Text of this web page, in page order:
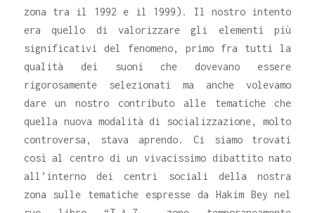
zona tra il 1992 e il 1999). Il nostro intento
era quello di valorizzare gli elementi più
significativi del fenomeno, primo fra tutti la
qualità dei suoni che dovevano essere
rigorosamente selezionati ma anche volevamo
dare un nostro contributo alle tematiche che
quella nuova modalità di socializzazione, molto
controversa, stava aprendo. Ci siamo trovati
così al centro di un vivacissimo dibattito nato
all’interno dei centri sociali della nostra
zona sulle tematiche espresse da Hakim Bey nel